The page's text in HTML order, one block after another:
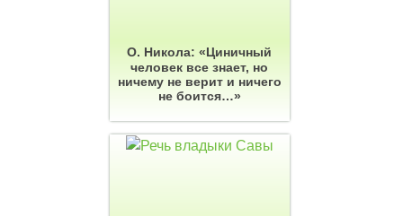
О. Никола: «Циничный
человек все знает, но
ничему не верит и ничего
не боится…»